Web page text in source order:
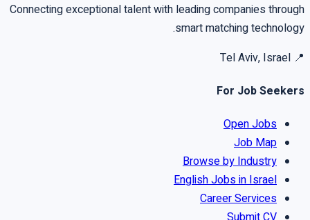
Connecting exceptional talent with leading companies through
smart matching technology.
📍
Tel Aviv, Israel
For Job Seekers
Open Jobs
Job Map
Browse by Industry
English Jobs in Israel
Career Services